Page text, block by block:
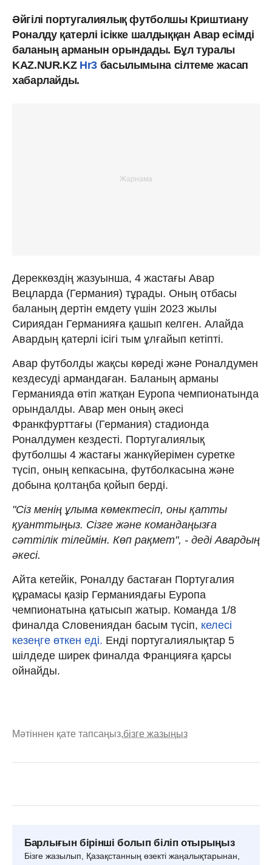
Әйгілі португалиялық футболшы Криштиану
Роналду қатерлі ісікке шалдыққан Авар есімді
баланың арманын орындады. Бұл туралы
KAZ.NUR.KZ Hr3басылымына сілтеме жасап
хабарлайды.
Дереккөздің жазуынша, 4 жастағы Авар
Вецларда (Германия) тұрады. Оның отбасы
баланың дертін емдету үшін 2023 жылы
Сириядан Германияға қашып келген. Алайда
Авардың қатерлі ісігі тым ұлғайып кетіпті.
Авар футболды жақсы көреді және Роналдумен
кездесуді армандаған. Баланың арманы
Германияда өтіп жатқан Еуропа чемпионатында
орындалды. Авар мен оның әкесі
Франкфурттағы (Германия) стадионда
Роналдумен кездесті. Португалиялық
футболшы 4 жастағы жанкүйерімен суретке
түсіп, оның кепкасына, футболкасына және
добына қолтаңба қойып берді.
"Сіз менің ұлыма көмектесіп, оны қатты
қуанттыңыз. Сізге және командаңызға
сәттілік тілеймін. Көп рақмет", - деді Авардың
әкесі.
Айта кетейік, Роналду бастаған Португалия
құрамасы қазір Германиядағы Еуропа
чемпионатына қатысып жатыр. Команда 1/8
финалда Словениядан басым түсіп, келесі
кезеңге өткен еді. Енді португалиялықтар 5
шілдеде ширек финалда Францияға қарсы
ойнайды.
Мәтіннен қате тапсаңыз,бізге жазыңыз
Барлығын бірінші болып біліп отырыңыз
Бізге жазылып, Қазақстанның өзекті жаңалықтарынан,